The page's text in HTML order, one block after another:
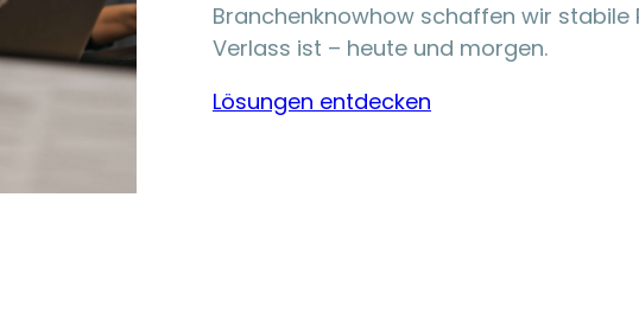
Branchenknowhow schaffen wir stabile
Verlass ist – heute und morgen.
Lösungen entdecken